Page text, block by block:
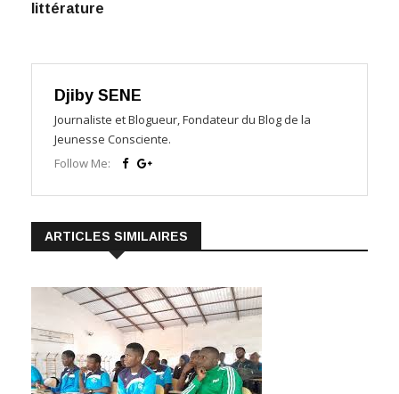
littérature
Djiby SENE
Journaliste et Blogueur, Fondateur du Blog de la
Jeunesse Consciente.
Follow Me:
ARTICLES SIMILAIRES